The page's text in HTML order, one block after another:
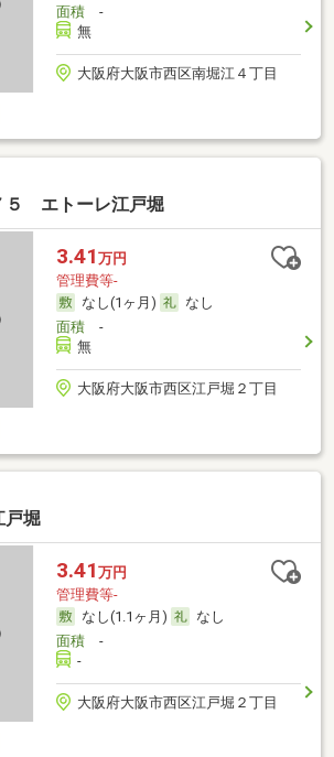
面積-
無
大阪府大阪市西区南堀江４丁目
５ エトーレ江戸堀
3.41 万円
管理費等-
なし(1ヶ月)
なし
面積-
無
大阪府大阪市西区江戸堀２丁目
戸堀
3.41 万円
管理費等-
なし(1.1ヶ月)
なし
面積-
-
大阪府大阪市西区江戸堀２丁目